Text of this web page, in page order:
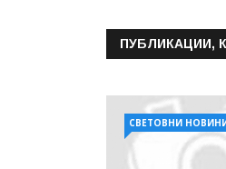
ПУБЛИКАЦИИ,
СВЕТОВНИ